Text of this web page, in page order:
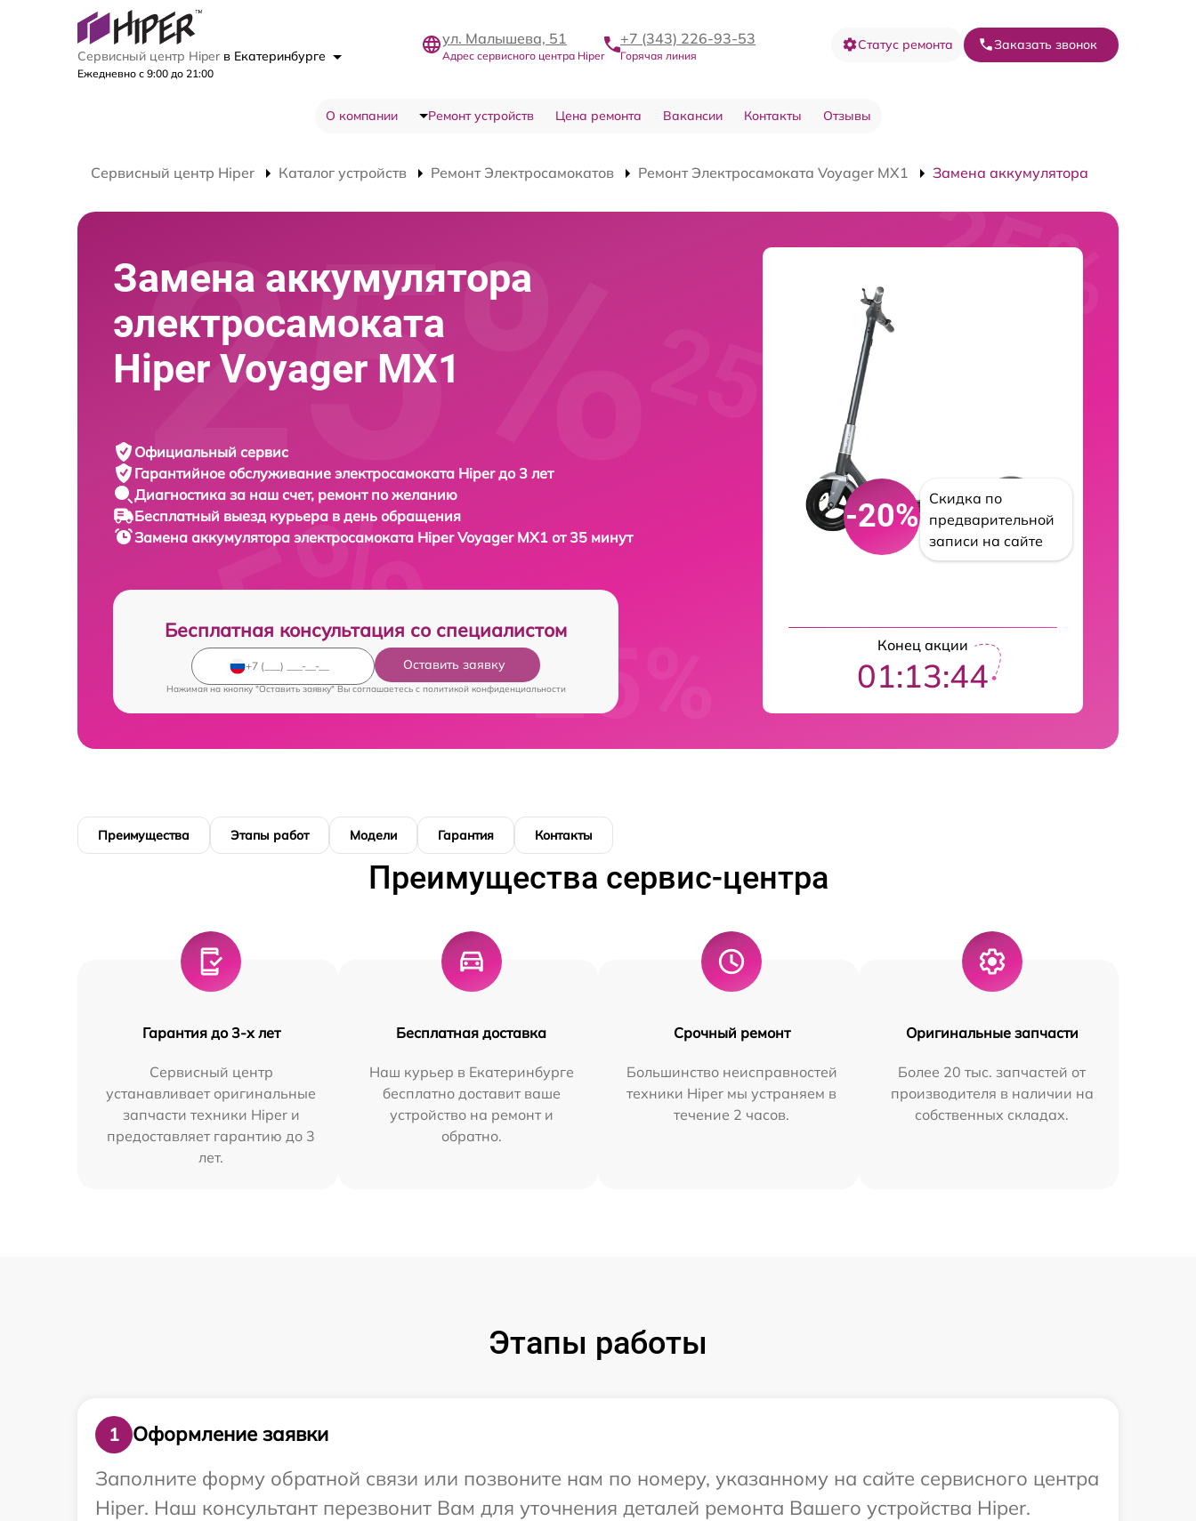
Сервисный центр Hiper в Екатеринбурге
Ежедневно с 9:00 до 21:00
ул. Малышева, 51
Адрес сервисного центра Hiper
+7 (343) 226-93-53
Горячая линия
Статус ремонта Заказать звонок
О компании Ремонт устройств Цена ремонта Вакансии Контакты Отзывы
Сервисный центр Hiper Каталог устройств Ремонт Электросамокатов Ремонт Электросамоката Voyager MX1 Замена аккумулятора
Замена аккумулятора
электросамоката
Hiper Voyager MX1
Официальный сервис
Гарантийное обслуживание электросамоката Hiper до 3 лет
Диагностика за наш счет, ремонт по желанию
Бесплатный выезд курьера в день обращения
Замена аккумулятора электросамоката Hiper Voyager MX1 от 35 минут
Бесплатная консультация со специалистом
Оставить заявку
Нажимая на кнопку "Оставить заявку" Вы соглашаетесь c политикой конфиденциальности
-20%
Скидка по
предварительной
записи на сайте
Конец акции
01:13:43
Преимущества Этапы работ Модели Гарантия Контакты
Преимущества сервис-центра
Гарантия до 3-х лет
Сервисный центр
устанавливает оригинальные
запчасти техники Hiper и
предоставляет гарантию до 3
лет.
Бесплатная доставка
Наш курьер в Екатеринбурге
бесплатно доставит ваше
устройство на ремонт и
обратно.
Срочный ремонт
Большинство неисправностей
техники Hiper мы устраняем в
течение 2 часов.
Оригинальные запчасти
Более 20 тыс. запчастей от
производителя в наличии на
собственных складах.
Этапы работы
1
Оформление заявки
Заполните форму обратной связи или позвоните нам по номеру, указанному на сайте сервисного центра
Hiper. Наш консультант перезвонит Вам для уточнения деталей ремонта Вашего устройства Hiper.